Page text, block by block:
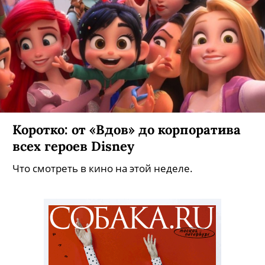
Коротко: от «Вдов» до корпоратива
всех героев Disney
Что смотреть в кино на этой неделе.